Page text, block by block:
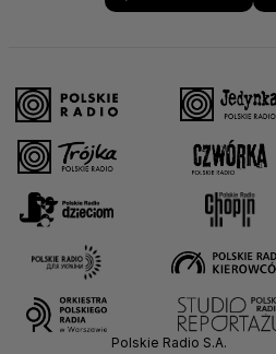
Polskie Radio S.A.